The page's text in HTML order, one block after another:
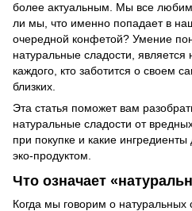
более актуальным. Мы все
ли мы, что именно попадает в
очередной конфетой? Умение
натуральные сладости,
каждого, кто заботится о своем
близких.
Эта статья поможет вам
натуральные сладости от
при покупке и какие
эко-продуктом.
Что означает
Когда мы говорим о